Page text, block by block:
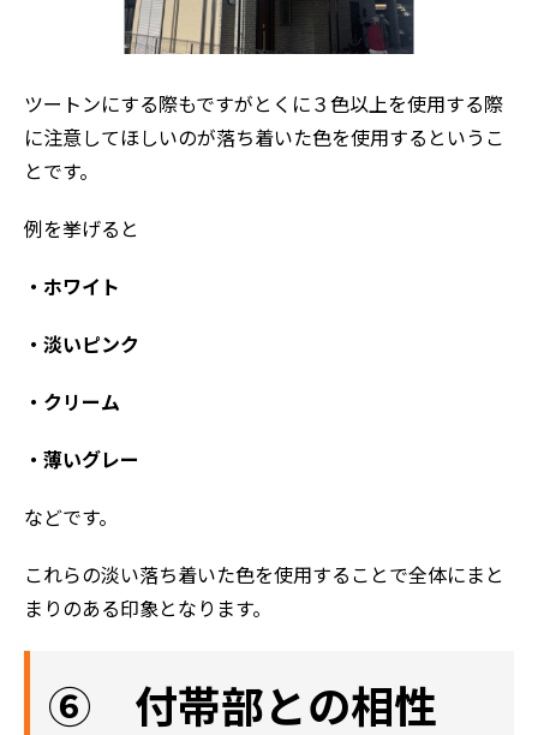
会社案内
ツートンにする際もですがとくに３色以上を使用する際
に注意してほしいのが落ち着いた色を使用するというこ
とです。
例を挙げると
・ホワイト
・淡いピンク
・クリーム
・薄いグレー
などです。
これらの淡い落ち着いた色を使用することで全体にまと
まりのある印象となります。
⑥ 付帯部との相性